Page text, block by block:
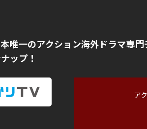
唯一のアクション海外ドラマ専
ップ！
ア